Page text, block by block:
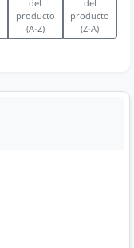
del
producto
(A-Z)
del
producto
(Z-A)